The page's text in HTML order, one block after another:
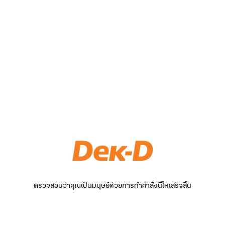
ตรวจสอบว่าคุณเป็นมนุษย์ด้วยการทำคำสั่งนี้ให้เสร็จสิ้น